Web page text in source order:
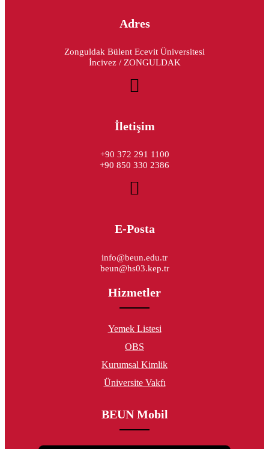
Adres
Zonguldak Bülent Ecevit Üniversitesi
İncivez / ZONGULDAK
İletişim
+90 372 291 1100
+90 850 330 2386
E-Posta
info@beun.edu.tr
beun@hs03.kep.tr
Hizmetler
Yemek Listesi
OBS
Kurumsal Kimlik
Üniversite Vakfı
BEUN Mobil